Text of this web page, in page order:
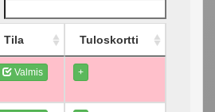
Tila Tuloskortti
Valmis +